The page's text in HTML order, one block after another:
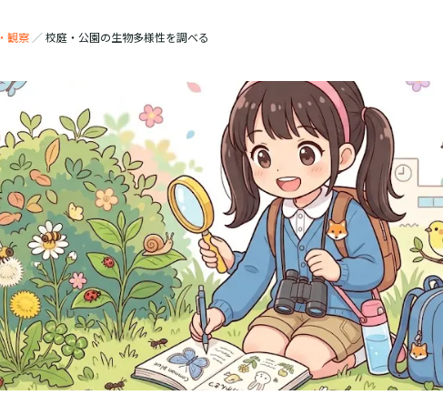
観察 ／校庭・公園の生物多様性を調べる